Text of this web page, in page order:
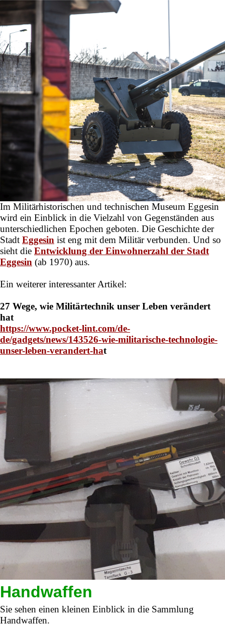
Im Militärhistorischen und technischen Museum Eggesin
wird ein Einblick in die Vielzahl von Gegenständen aus
unterschiedlichen Epochen geboten. Die Geschichte der
Stadt Eggesin ist eng mit dem Militär verbunden. Und so
sieht die Entwicklung der Einwohnerzahl der Stadt
Eggesin (ab 1970) aus.
Ein weiterer interessanter Artikel:
27 Wege, wie Militärtechnik unser Leben verändert
hat
https://www.pocket-lint.com/de-
de/gadgets/news/143526-wie-militarische-technologie-
unser-leben-verandert-hat
Handwaffen
Sie sehen einen kleinen Einblick in die Sammlung
Handwaffen.